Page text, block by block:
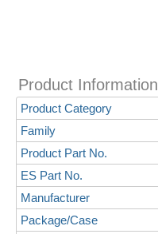
Product Information
Product Category
Family
Product Part No.
ES Part No.
Manufacturer
Package/Case